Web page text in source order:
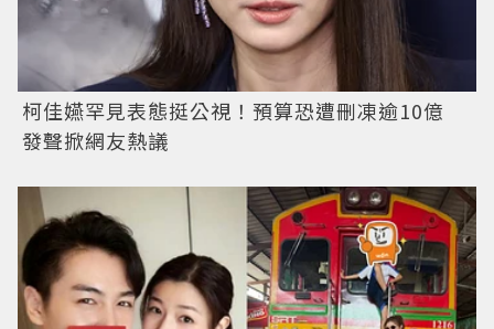
柯佳嬿罕見表態挺公視！預算恐遭刪凍逾10億
發聲掀網友熱議